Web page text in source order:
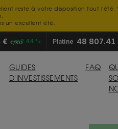
reste à votre disposition tout
un excellent été.
€ €/KG+2.44 % Platine 48 807.41
GUIDES
D'INVESTISSEMENTS
FAQ